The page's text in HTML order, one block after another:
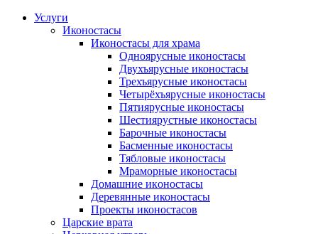
Услуги
Иконостасы
Иконостасы для храма
Одноярусные иконостасы
Двухъярусные иконостасы
Трехъярусные иконостасы
Четырёхъярусные иконостасы
Пятиярусные иконостасы
Шестиярустные иконостасы
Барочные иконостасы
Басменные иконостасы
Тябловые иконостасы
Мраморные иконостасы
Дoмaшниe икoнoстaсы
Деревянные иконостасы
Проекты иконостасов
Царские врата